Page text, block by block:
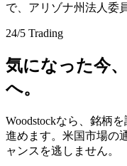
で、アリゾナ州法人委
24/5 Trading
気になった今
へ。
Woodstockなら、銘柄
進めます。米国市場の
ャンスを逃しません。